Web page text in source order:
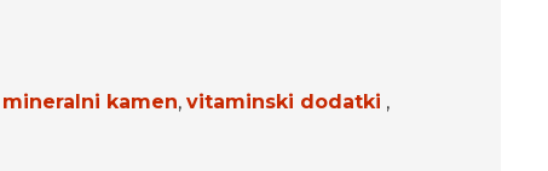
mineralni kamen,vitaminski dodatki ,